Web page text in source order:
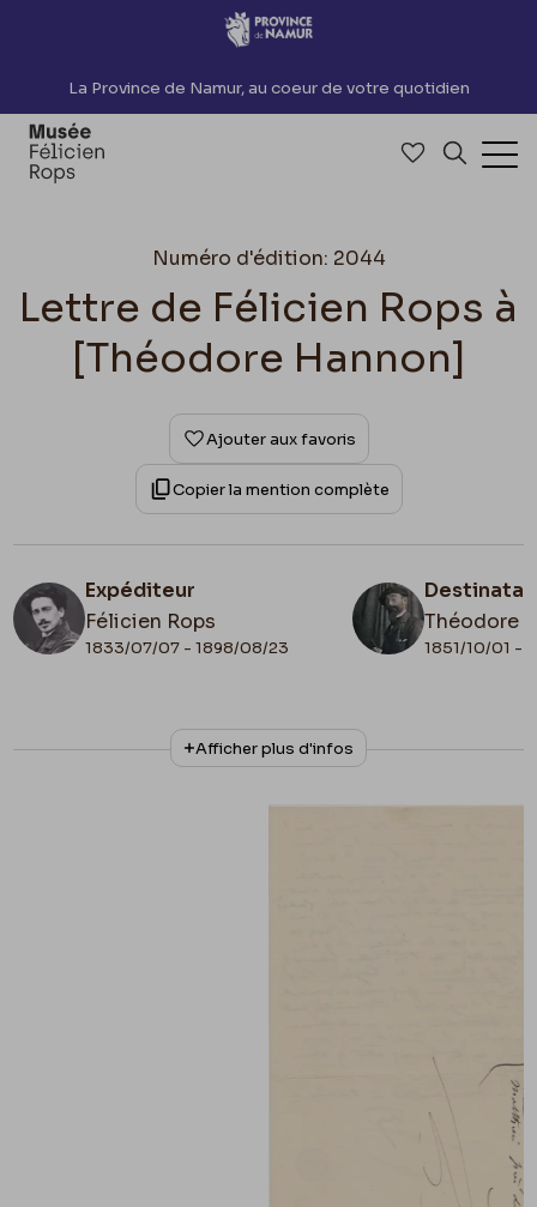
Accèder directement au contenu
La Province de Namur, au coeur de votre quotidien
Accéder à
Numéro d'édition: 2044
Lettre de Félicien Rops à
[Théodore Hannon]
Ajouter aux favoris
Copier la mention complète
Expéditeur
Félicien Rops
1833/07/07 - 1898/08/23
Théodore
1851/10/01 -
N° d'inventaire
ML/00026/0164
Collationnage
Autographe
Cachet d'envoi
Afficher plus d'infos